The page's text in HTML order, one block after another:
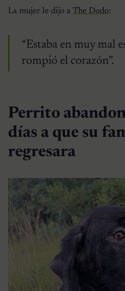
La mujer le dijo a The Dodo:
“Estaba en muy mal
rompió el corazón”.
Perrito
días a que su
regresara